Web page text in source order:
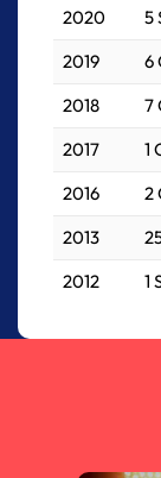
2020
5
2019
6
2018
7
2017
1
2016
2
2013
2012
1